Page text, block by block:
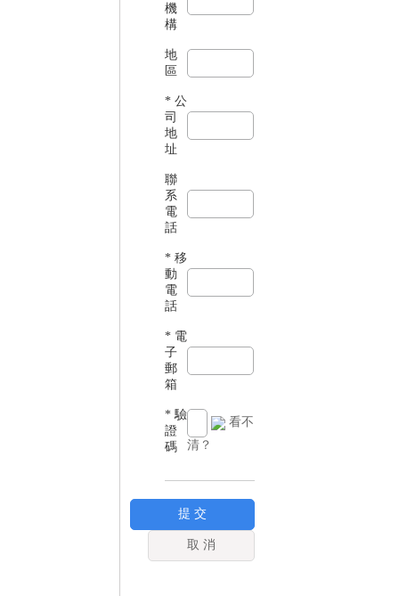
機
構
地
區
* 公
司
地
址
聯
系
電
話
* 移
動
電
話
* 電
子
郵
箱
* 驗
證
碼
看不
清？